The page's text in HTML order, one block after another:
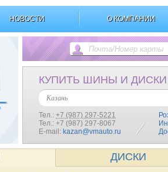
НОВОСТИ О КОМПАНИИ
КУПИТЬ ШИНЫ И ДИСКИ
Казань
Тел.: +7 (987) 297-5221
Тел.: +7 (987) 297-8067
E-mail: kazan@vmauto.ru
ДИСКИ